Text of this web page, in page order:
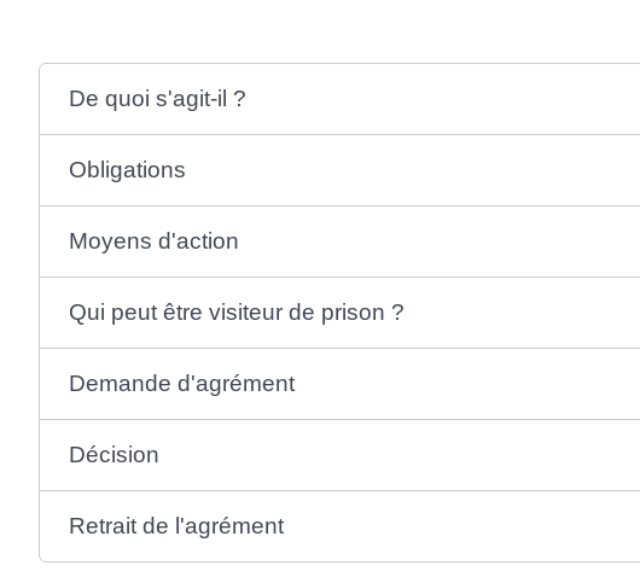
De quoi s'agit-il ?
Obligations
Moyens d'action
Qui peut être visiteur de prison ?
Demande d'agrément
Décision
Retrait de l'agrément